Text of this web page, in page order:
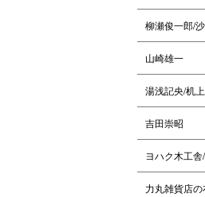
柳瀬俊一郎/
山崎雄一
湯浅記央/机
吉田崇昭
ヨハク木工
力丸雑貨店